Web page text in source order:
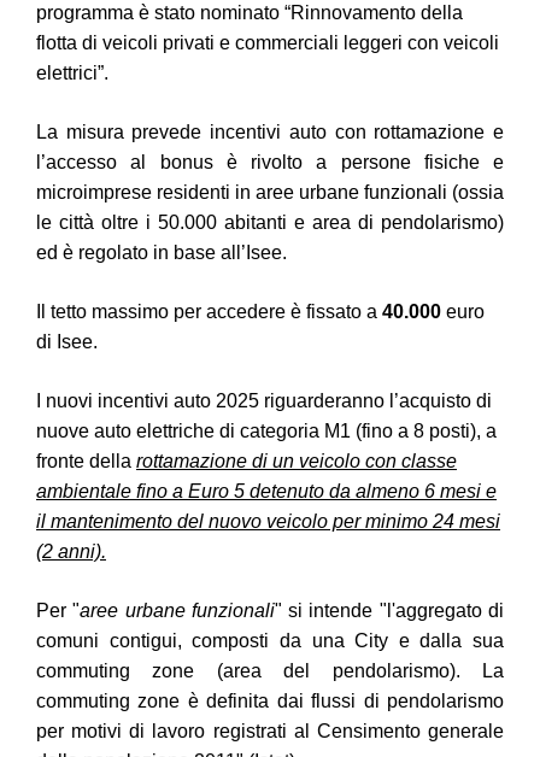
programma è stato nominato “Rinnovamento della
flotta di veicoli privati e commerciali leggeri con veicoli
elettrici”.
La misura prevede incentivi auto con rottamazione e
l’accesso al bonus è rivolto a persone fisiche e
microimprese residenti in aree urbane funzionali (ossia
le città oltre i 50.000 abitanti e area di pendolarismo)
ed è regolato in base all’Isee.
Il tetto massimo per accedere è fissato a 40.000 euro
di Isee.
I nuovi incentivi auto 2025 riguarderanno l’acquisto di
nuove auto elettriche di categoria M1 (fino a 8 posti), a
fronte della rottamazione di un veicolo con classe
ambientale fino a Euro 5 detenuto da almeno 6 mesi e
il mantenimento del nuovo veicolo per minimo 24 mesi
(2 anni).
Per "aree urbane funzionali" si intende "l'aggregato di
comuni contigui, composti da una City e dalla sua
commuting zone (area del pendolarismo). La
commuting zone è definita dai flussi di pendolarismo
per motivi di lavoro registrati al Censimento generale